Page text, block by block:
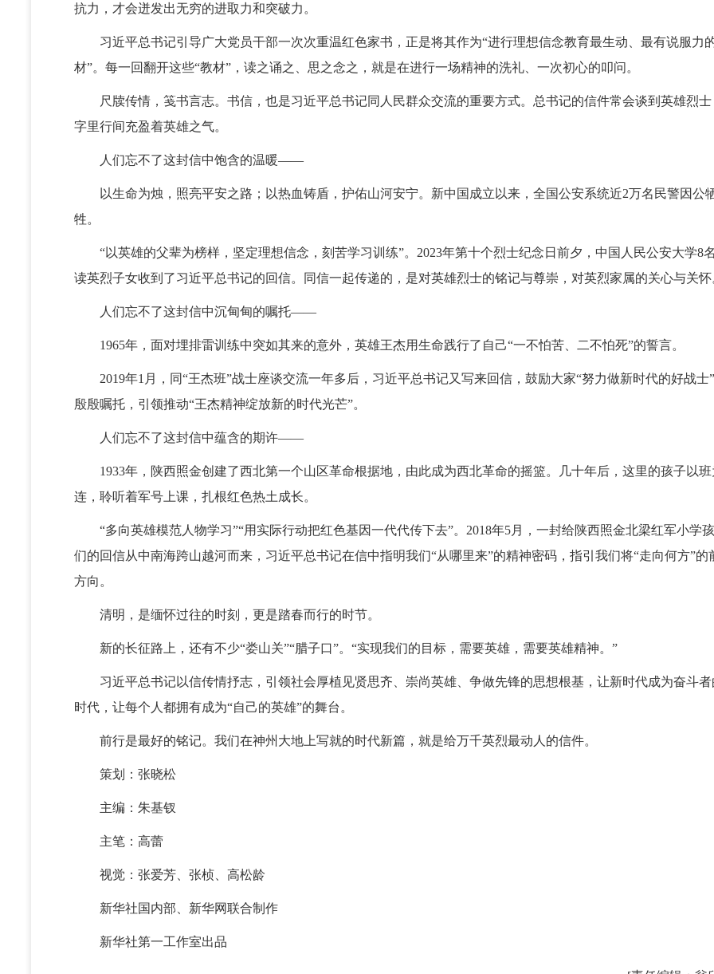
抗力，才会迸发出无穷的进取力和突破力。
习近平总书记引导广大党员干部一次次重温红色家书，正是将其作为“进行理想信念教育最生动、最有说服力
材”。每一回翻开这些“教材”，读之诵之、思之念之，就是在进行一场精神的洗礼、一次初心的叩问。
尺牍传情，笺书言志。书信，也是习近平总书记同人民群众交流的重要方式。总书记的信件常会谈到英雄烈士
字里行间充盈着英雄之气。
人们忘不了这封信中饱含的温暖——
以生命为烛，照亮平安之路；以热血铸盾，护佑山河安宁。新中国成立以来，全国公安系统近2万名民警因公
牲。
“以英雄的父辈为榜样，坚定理想信念，刻苦学习训练”。2023年第十个烈士纪念日前夕，中国人民公安大学8
读英烈子女收到了习近平总书记的回信。同信一起传递的，是对英雄烈士的铭记与尊崇，对英烈家属的关心与关
人们忘不了这封信中沉甸甸的嘱托——
1965年，面对埋排雷训练中突如其来的意外，英雄王杰用生命践行了自己“一不怕苦、二不怕死”的誓言。
2019年1月，同“王杰班”战士座谈交流一年多后，习近平总书记又写来回信，鼓励大家“努力做新时代的好战士
殷殷嘱托，引领推动“王杰精神绽放新的时代光芒”。
人们忘不了这封信中蕴含的期许——
1933年，陕西照金创建了西北第一个山区革命根据地，由此成为西北革命的摇篮。几十年后，这里的孩子以班
连，聆听着军号上课，扎根红色热土成长。
“多向英雄模范人物学习”“用实际行动把红色基因一代代传下去”。2018年5月，一封给陕西照金北梁红军小学
们的回信从中南海跨山越河而来，习近平总书记在信中指明我们“从哪里来”的精神密码，指引我们将“走向何方”的
方向。
清明，是缅怀过往的时刻，更是踏春而行的时节。
新的长征路上，还有不少“娄山关”“腊子口”。“实现我们的目标，需要英雄，需要英雄精神。”
习近平总书记以信传情抒志，引领社会厚植见贤思齐、崇尚英雄、争做先锋的思想根基，让新时代成为奋斗者
时代，让每个人都拥有成为“自己的英雄”的舞台。
前行是最好的铭记。我们在神州大地上写就的时代新篇，就是给万千英烈最动人的信件。
策划：张晓松
主编：朱基钗
主笔：高蕾
视觉：张爱芳、张桢、高松龄
新华社国内部、新华网联合制作
新华社第一工作室出品